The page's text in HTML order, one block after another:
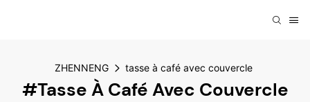
ZHENNENG tasse à café avec couvercle
#tasse À Café Avec Couvercle